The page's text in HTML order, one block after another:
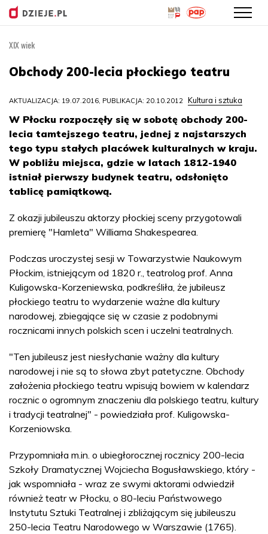
treści
XIX wiek
Obchody 200-lecia płockiego teatru
AKTUALIZACJA: 19.07.2016, PUBLIKACJA: 20.10.2012 Kultura i sztuka
W Płocku rozpoczęły się w sobotę obchody 200-
lecia tamtejszego teatru, jednej z najstarszych
tego typu stałych placówek kulturalnych w kraju.
W pobliżu miejsca, gdzie w latach 1812-1940
istniał pierwszy budynek teatru, odsłonięto
tablicę pamiątkową.
Z okazji jubileuszu aktorzy płockiej sceny przygotowali
premierę "Hamleta" Williama Shakespearea.
Podczas uroczystej sesji w Towarzystwie Naukowym
Płockim, istniejącym od 1820 r., teatrolog prof. Anna
Kuligowska-Korzeniewska, podkreśliła, że jubileusz
płockiego teatru to wydarzenie ważne dla kultury
narodowej, zbiegające się w czasie z podobnymi
rocznicami innych polskich scen i uczelni teatralnych.
"Ten jubileusz jest niesłychanie ważny dla kultury
narodowej i nie są to słowa zbyt patetyczne. Obchody
założenia płockiego teatru wpisują bowiem w kalendarz
rocznic o ogromnym znaczeniu dla polskiego teatru, kultury
i tradycji teatralnej" - powiedziała prof. Kuligowska-
Korzeniowska.
Przypomniała m.in. o ubiegłorocznej rocznicy 200-lecia
Szkoły Dramatycznej Wojciecha Bogusławskiego, który -
jak wspomniała - wraz ze swymi aktorami odwiedził
również teatr w Płocku, o 80-leciu Państwowego
Instytutu Sztuki Teatralnej i zbliżającym się jubileuszu
250-lecia Teatru Narodowego w Warszawie (1765).